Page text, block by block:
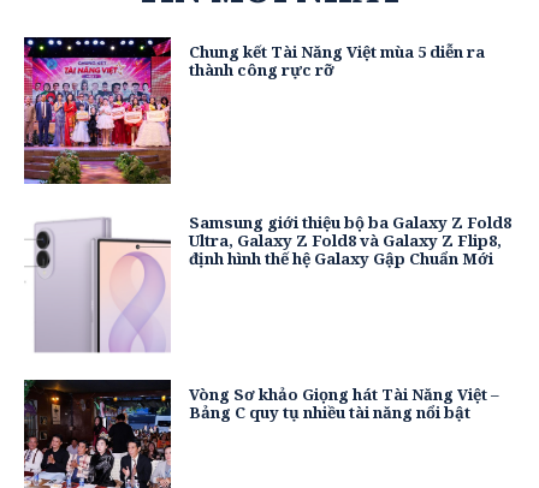
Chung kết Tài Năng Việt mùa 5 diễn ra
thành công rực rỡ
Samsung giới thiệu bộ ba Galaxy Z Fold8
Ultra, Galaxy Z Fold8 và Galaxy Z Flip8,
định hình thế hệ Galaxy Gập Chuẩn Mới
Vòng Sơ khảo Giọng hát Tài Năng Việt –
Bảng C quy tụ nhiều tài năng nổi bật